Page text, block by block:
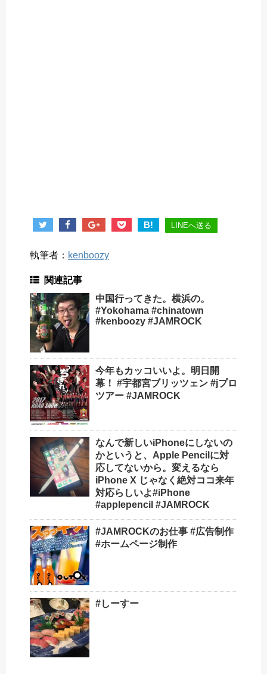
B! LINEへ送る
執筆者： kenboozy
関連記事
中国行ってきた。横浜の。
#Yokohama #chinatown
#kenboozy #JAMROCK
今年もカッコいいよ。明日開
幕！ #宇都宮ブリッツェン #jプロ
ツアー #JAMROCK
なんで新しいiPhoneにしないの
かというと、Apple Pencilに対
応してないから。変えるなら
iPhone X じゃなく絶対ココ️来年
対応らしいよ#iPhone
#applepencil #JAMROCK
#JAMROCKのお仕事 #広告制作
#ホームページ制作
#しーすー